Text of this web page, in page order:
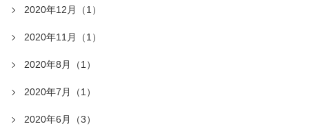
2020年12月（1）
2020年11月（1）
2020年8月（1）
2020年7月（1）
2020年6月（3）